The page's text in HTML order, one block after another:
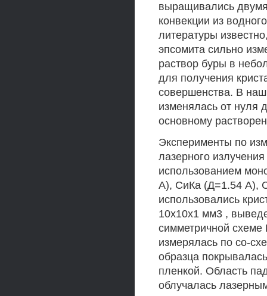
выращивались
конвекции из
литературы
эпсомита сильно
раствор буры в
для получения
совершенства. В
изменялась от нуля
основному
Эксперименты по
лазерного
использованием
А), СиКа (Д=1.54 А),
использовались
10x10x1 мм3 ,
симметричной схеме
измерялась по со-
образца
пленкой. Область
облучалась